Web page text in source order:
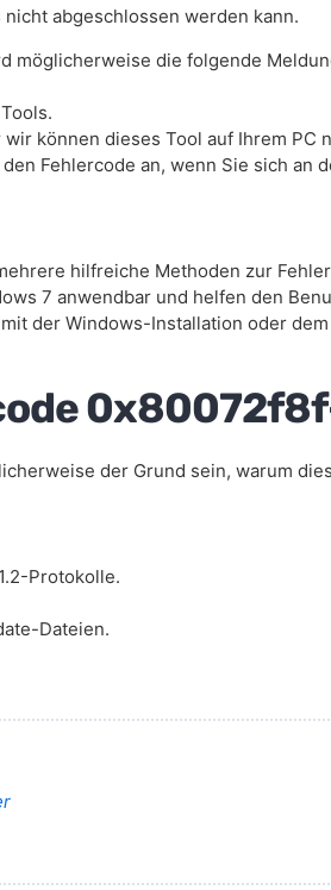
abgeschlossen werden kann.
möglicherweise die folgende
können dieses Tool auf Ihrem PC
Fehlercode an, wenn Sie sich an
hilfreiche Methoden zur
7 anwendbar und helfen den
der Windows-Installation oder
der Grund sein, warum
Protokolle.
Dateien.